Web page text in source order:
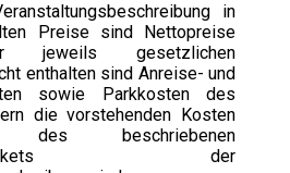
in
Preise sind Nettopreise
jeweils gesetzlichen
enthalten sind Anreise- und
sowie Parkkosten des
die vorstehenden Kosten
beschriebenen
der